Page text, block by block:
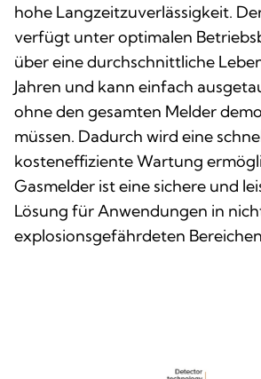
hohe Langzeitzuverlässigkeit.
verfügt unter optimalen
über eine durchschnittliche
Jahren und kann einfach
ohne den gesamten Melder
müssen. Dadurch wird eine
kosteneffiziente Wartung
Gasmelder ist eine sichere und
Lösung für Anwendungen in
explosionsgefährdeten